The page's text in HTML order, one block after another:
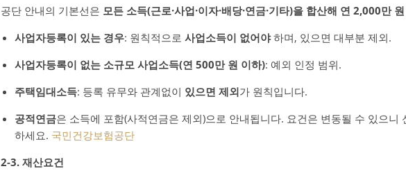
공단 안내의 기본선은 모든 소득(근로·사업·이자·배당·연금·기타)을 합산해 연 2,000만
사업자등록이 있는 경우: 원칙적으로 사업소득이 없어야하며, 있으면 대부분 제외.
사업자등록이 없는 소규모 사업소득(연 500만 원 이하): 예외 인정 범위.
주택임대소득: 등록 유무와 관계없이 있으면 제외가 원칙입니다.
공적연금은 소득에 포함(사적연금은 제외)으로 안내됩니다. 요건은 변동될 수 있으니
하세요. 국민건강보험공단
2-3. 재산요건